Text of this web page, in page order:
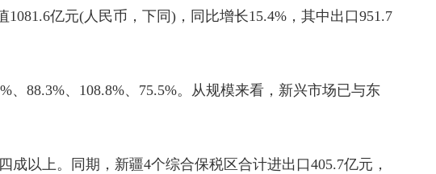
亿元(人民币，下同)，同比增长15.4%，其中出口951.7
88.3%、108.8%、75.5%。从规模来看，新兴市场已与东
以上。同期，新疆4个综合保税区合计进出口405.7亿元，